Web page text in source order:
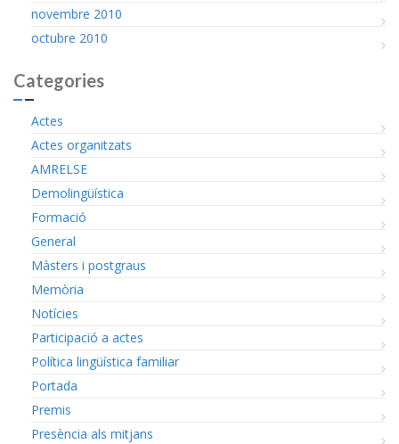
novembre 2010
octubre 2010
Categories
Actes
Actes organitzats
AMRELSE
Demolingüística
Formació
General
Màsters i postgraus
Memòria
Notícies
Participació a actes
Política lingüística familiar
Portada
Premis
Presència als mitjans